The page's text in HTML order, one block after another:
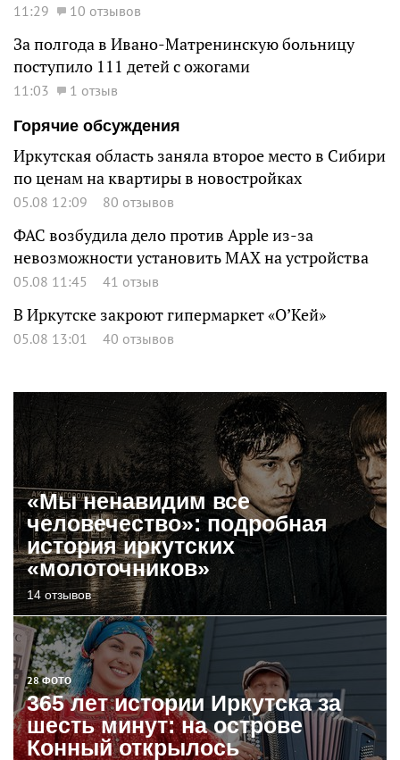
11:29 10 отзывов
За полгода в Ивано-Матренинскую больницу
поступило 111 детей с ожогами
11:03
1 отзыв
Горячие обсуждения
Иркутская область заняла второе место в Сибири
по ценам на квартиры в новостройках
05.08 12:09 80 отзывов
ФАС возбудила дело против Apple из-за
невозможности установить MAX на устройства
05.08 11:45 41 отзыв
В Иркутске закроют гипермаркет «О’Кей»
05.08 13:01 40 отзывов
«Мы ненавидим все
человечество»: подробная
история иркутских
«молоточников»
14 отзывов
28 ФОТО
365 лет истории Иркутска за
шесть минут: на острове
Конный открылось